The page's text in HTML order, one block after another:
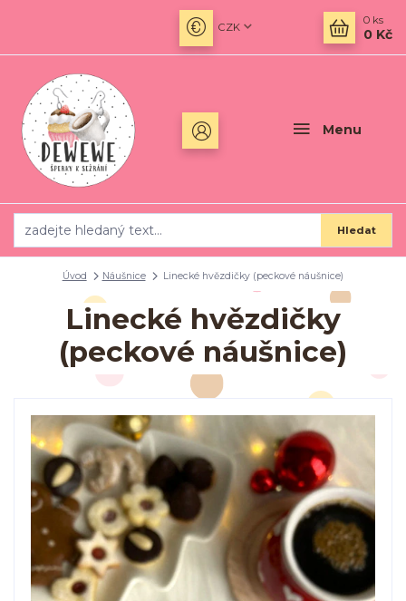
Menu
CZK
Hledat
0 ks
0 Kč
Úvod Náušnice Linecké hvězdičky (peckové náušnice)
Linecké hvězdičky
(peckové náušnice)